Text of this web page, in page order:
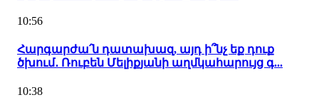
10:56
Հարգարժա՛ն դատախազ, այդ ի՞նչ եք դուք
ծխում․ Ռուբեն Մելիքյանի աղմկահարույց գ...
10:38